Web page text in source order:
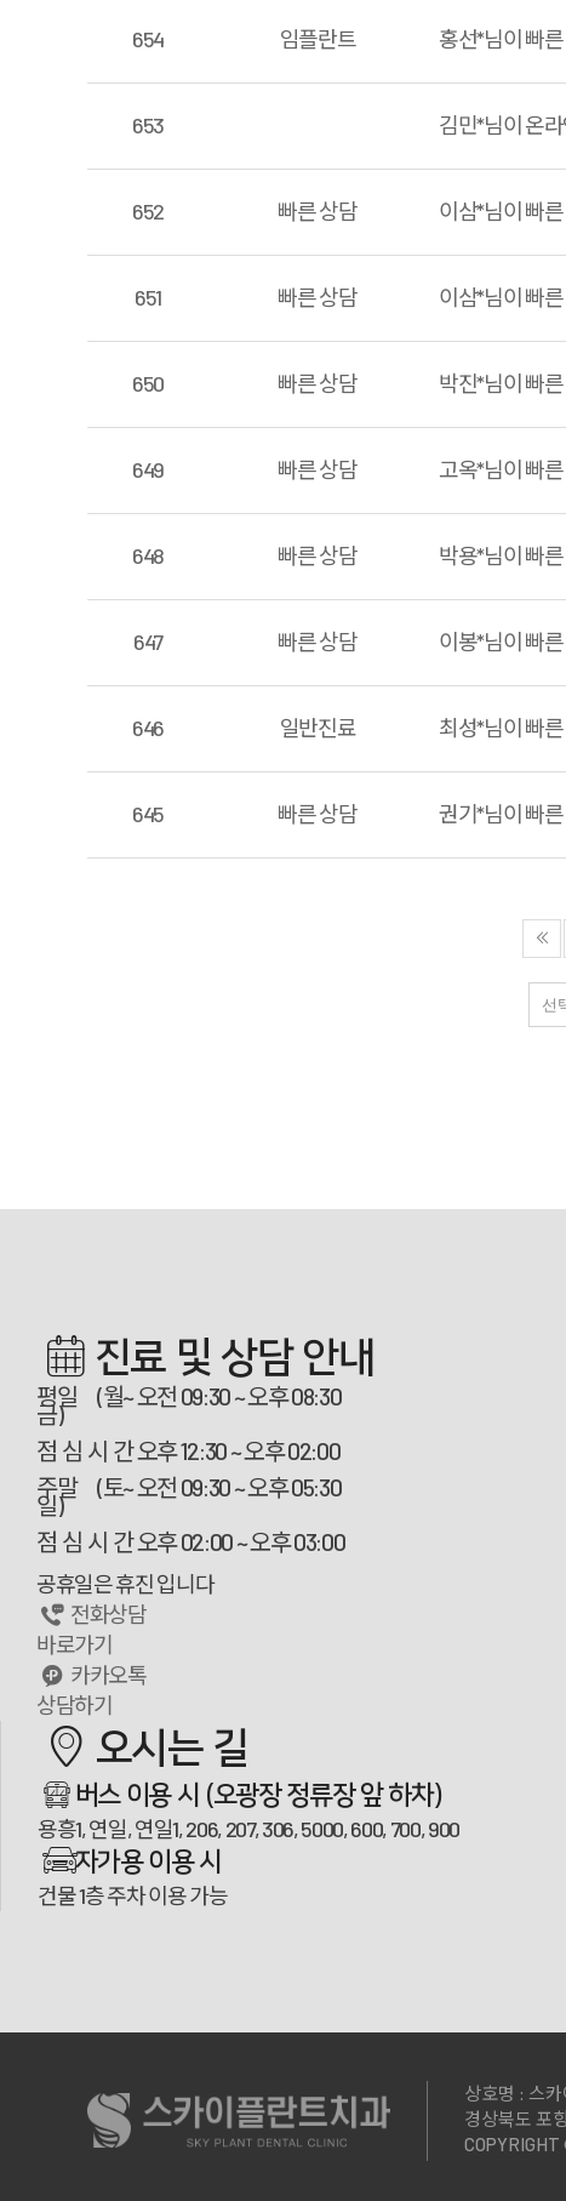
654 임플란트 홍선*님이 빠
653 김민*님이 온
652 빠른 상담 이삼*님이 빠
651 빠른 상담 이삼*님이 빠
650 빠른 상담 박진*님이 빠
649 빠른 상담 고옥*님이 빠
648 빠른 상담 박용*님이 빠
647 빠른 상담 이봉*님이 빠
646 일반진료 최성*님이 빠
645 빠른 상담 권기*님이 빠
진료 및 상담 안내
평일 (월~
금)
오전 09:30 ~ 오후 08:30
점 심 시 간오후 12:30 ~ 오후 02:00
주말 (토~
일)
오전 09:30 ~ 오후 05:30
점 심 시 간오후 02:00 ~ 오후 03:00
공휴일은 휴진 입니다
전화상담
바로가기
카카오톡
상담하기
오시는 길
100m
버스 이용 시 (오광장 정류장 앞 하차)
용흥1, 연일, 연일1, 206, 207, 306, 5000, 600, 700, 900
자가용 이용 시
건물 1층 주차 이용 가능
상호명 : 스
경상북도 포